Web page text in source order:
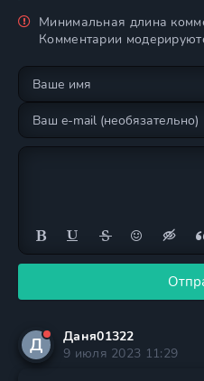
Минимальная длина
Комментарии
Д
Даня01322
9 июля 2023 11:29